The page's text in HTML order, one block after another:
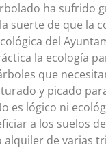
ha sufrido
suerte de que la
del
la ecología
que
y picado
es lógico ni
a los suelos
de varias